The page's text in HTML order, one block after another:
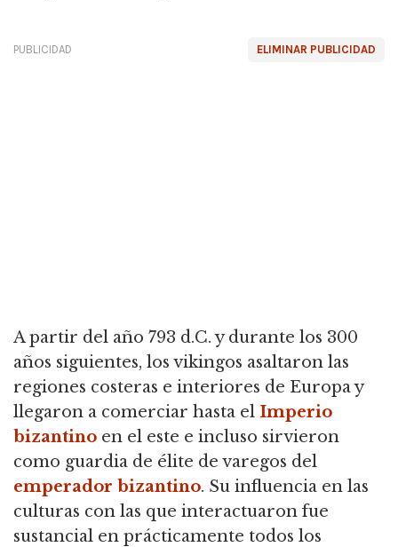
ELIMINAR PUBLICIDAD
PUBLICIDAD
A partir del año 793 d.C. y durante los 300
años siguientes, los vikingos asaltaron las
regiones costeras e interiores de Europa y
llegaron a comerciar hasta el Imperio
bizantino en el este e incluso sirvieron
como guardia de élite de varegos del
emperador bizantino. Su influencia en las
culturas con las que interactuaron fue
sustancial en prácticamente todos los